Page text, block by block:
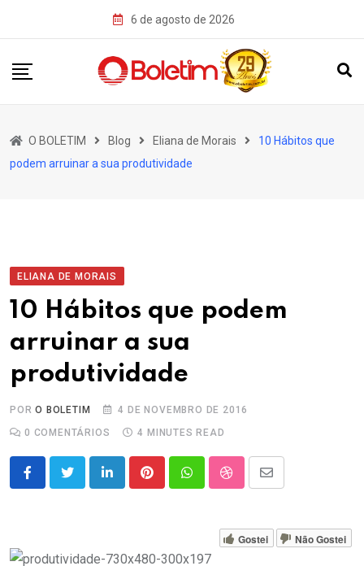
6 de agosto de 2026
O BOLETIM Blog Eliana de Morais
10 Hábitos que
podem arruinar a sua produtividade
ELIANA DE MORAIS
10 Hábitos que podem
arruinar a sua
produtividade
PORO BOLETIM
4 DE NOVEMBRO DE 2016
0 COMENTÁRIOS 4 MINUTES READ
LinkedInPinterestWhatsappStumbleUpon
Share
Email
Gostei Não Gostei